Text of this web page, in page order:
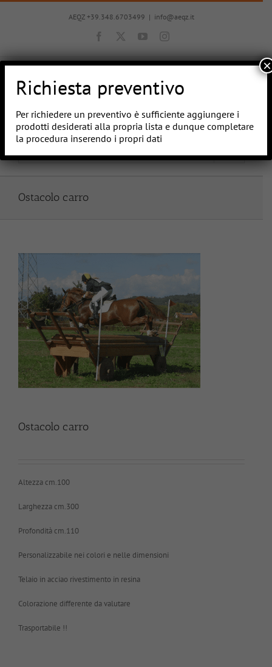
Salta
AEQZ +39.348.6703499 | info@aeqz.it
Facebook YouTubeInstagram
Vai a...
Ostacolo carro
Ostacolo carro
Altezza cm.100
Larghezza cm.300
Profondità cm.110
Personalizzabile nei colori e nelle dimensioni
Telaio in acciao rivestimento in resina
Colorazione differente da valutare
Trasportabile !!
Richiesta preventivo
Per richiedere un preventivo è sufficiente aggiungere i
prodotti desiderati alla propria lista e dunque completare
la procedura inserendo i propri dati
×